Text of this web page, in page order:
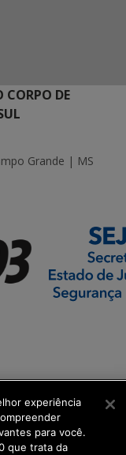
CORPO DE
Grande | MS
experiência
para você.
que trata da